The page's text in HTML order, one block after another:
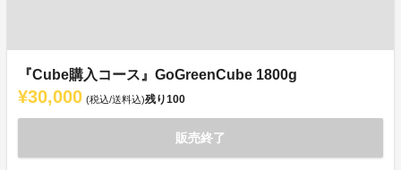
『Cube購入コース』GoGreenCube 1800g
¥30,000 (税込/送料込)残り100
販売終了